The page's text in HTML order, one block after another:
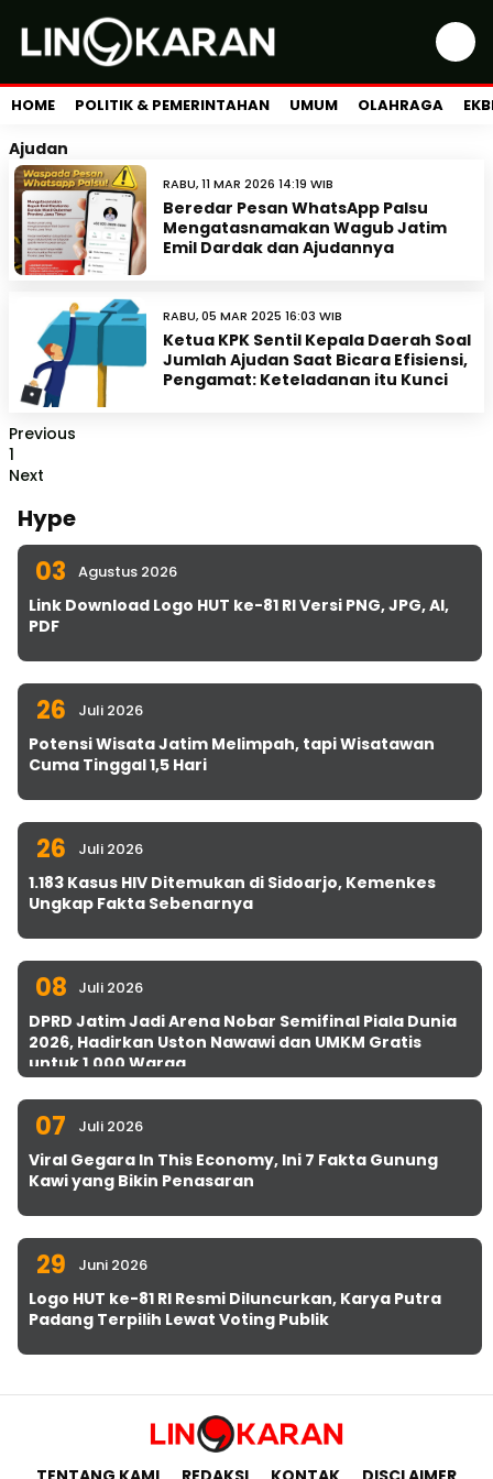
HOME POLITIK & PEMERINTAHAN UMUM OLAHRAGA
Ajudan
RABU, 11 MAR 2026 14:19 WIB
Beredar Pesan WhatsApp Palsu
Mengatasnamakan Wagub Jatim
Emil Dardak dan Ajudannya
RABU, 05 MAR 2025 16:03 WIB
Ketua KPK Sentil Kepala Daerah Soal
Jumlah Ajudan Saat Bicara Efisiensi,
Pengamat: Keteladanan itu Kunci
Previous
1
Next
Hype
03 Agustus 2026
Link Download Logo HUT ke-81 RI Versi PNG, JPG, AI,
PDF
26 Juli 2026
Potensi Wisata Jatim Melimpah, tapi Wisatawan
Cuma Tinggal 1,5 Hari
26 Juli 2026
1.183 Kasus HIV Ditemukan di Sidoarjo, Kemenkes
Ungkap Fakta Sebenarnya
08 Juli 2026
DPRD Jatim Jadi Arena Nobar Semifinal Piala Dunia
2026, Hadirkan Uston Nawawi dan UMKM Gratis
untuk 1.000 Warga
07 Juli 2026
Viral Gegara In This Economy, Ini 7 Fakta Gunung
Kawi yang Bikin Penasaran
29 Juni 2026
Logo HUT ke-81 RI Resmi Diluncurkan, Karya Putra
Padang Terpilih Lewat Voting Publik